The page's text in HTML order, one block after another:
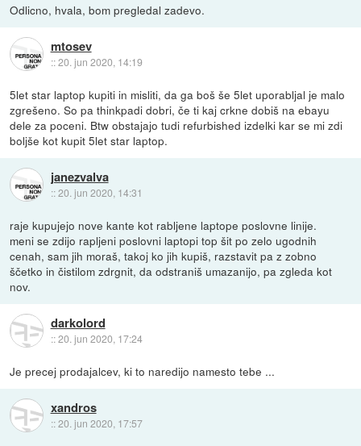
Odlicno, hvala, bom pregledal zadevo.
mtosev
::20. jun 2020, 14:19
5let star laptop kupiti in misliti, da ga boš še 5let uporabljal je malo
zgrešeno. So pa thinkpadi dobri, če ti kaj crkne dobiš na ebayu
dele za poceni. Btw obstajajo tudi refurbished izdelki kar se mi zdi
boljše kot kupit 5let star laptop.
janezvalva
::20. jun 2020, 14:31
raje kupujejo nove kante kot rabljene laptope poslovne linije.
meni se zdijo rapljeni poslovni laptopi top šit po zelo ugodnih
cenah, sam jih moraš, takoj ko jih kupiš, razstavit pa z zobno
ščetko in čistilom zdrgnit, da odstraniš umazanijo, pa zgleda kot
nov.
darkolord
::20. jun 2020, 17:24
Je precej prodajalcev, ki to naredijo namesto tebe ...
xandros
::20. jun 2020, 17:57